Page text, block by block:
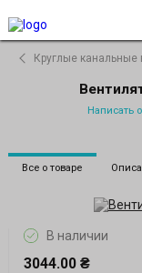
Круглые канальные
Написать
Все о товаре
В наличии
3044.00 ₴